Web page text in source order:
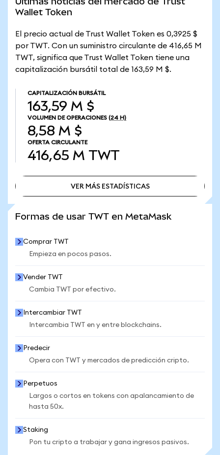
Wallet Token
El precio actual de Trust Wallet Token es 0,3925 $
por TWT. Con un suministro circulante de 416,65 M
TWT, significa que Trust Wallet Token tiene una
capitalización bursátil total de 163,59 M $.
CAPITALIZACIÓN BURSÁTIL
163,59 M $
VOLUMEN DE OPERACIONES (24 H)
8,58 M $
OFERTA CIRCULANTE
416,65 M TWT
VER MÁS ESTADÍSTICAS
Formas de usar TWT en MetaMask
Comprar TWT
Empieza en pocos pasos.
Vender TWT
Cambia TWT por efectivo.
Intercambiar TWT
Intercambia TWT en y entre blockchains.
Predecir
Opera con TWT y mercados de predicción cripto.
Perpetuos
Largos o cortos en tokens con apalancamiento de
hasta 50x.
Staking
Pon tu cripto a trabajar y gana ingresos pasivos.